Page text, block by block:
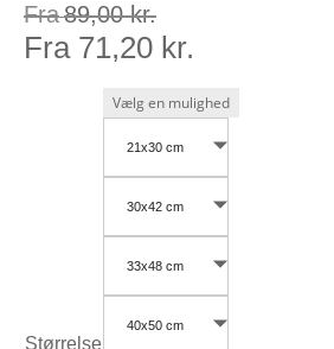
Fra89,00kr.
Fra 71,20 kr.
Størrelse
21x30 cm
30x42 cm
33x48 cm
40x50 cm